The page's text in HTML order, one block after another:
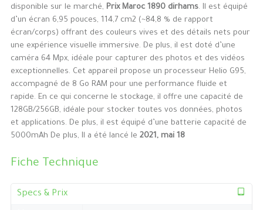
disponible sur le marché, Prix Maroc 1890 dirhams. Il est équipé
d’un écran 6,95 pouces, 114,7 cm2 (~84,8 % de rapport
écran/corps) offrant des couleurs vives et des détails nets pour
une expérience visuelle immersive. De plus, il est doté d’une
caméra 64 Mpx, idéale pour capturer des photos et des vidéos
exceptionnelles. Cet appareil propose un processeur Helio G95,
accompagné de 8 Go RAM pour une performance fluide et
rapide. En ce qui concerne le stockage, il offre une capacité de
128GB/256GB, idéale pour stocker toutes vos données, photos
et applications. De plus, il est équipé d’une batterie capacité de
5000mAh De plus, Il a été lancé le 2021, mai 18
Fiche Technique
Specs & Prix